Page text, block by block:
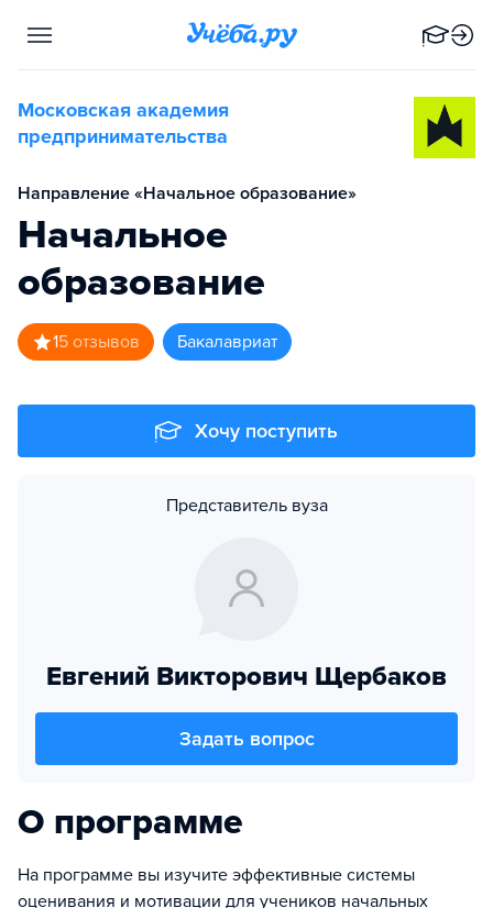
Московская академия
предпринимательства
Направление «Начальное образование»
Начальное
образование
15 отзывов бакалавриат
Хочу поступить
Представитель вуза
Евгений Викторович Щербаков
Задать вопрос
О программе
На программе вы изучите эффективные системы
оценивания и мотивации для учеников начальных